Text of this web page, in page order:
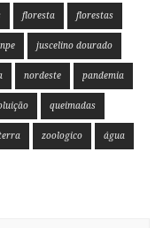
floresta florestas
juscelino dourado
nordeste pandemia
queimadas
zoologico água